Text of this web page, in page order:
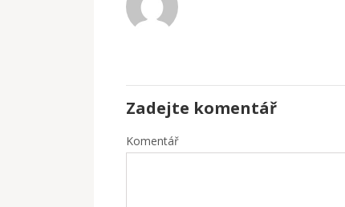
Zadejte komentář
Komentář